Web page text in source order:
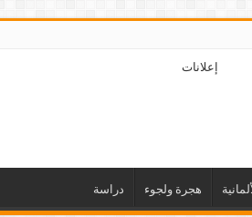
إعلانات
هجرة ولجوء دراسة